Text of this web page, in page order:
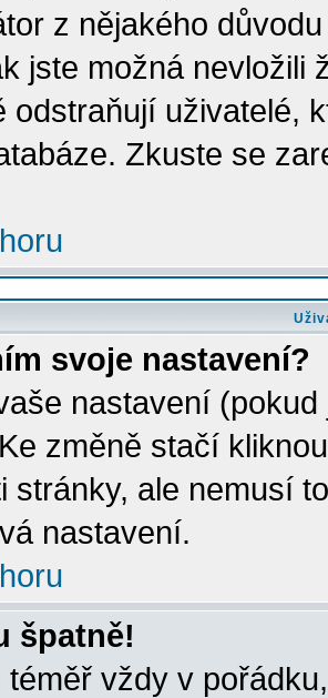
z nějakého
jste možná nevložili
odstraňují uživatelé,
Zkuste se
svoje nastavení?
nastavení
změně stačí
stránky, ale nemusí
nastavení.
špatně!
téměř vždy v